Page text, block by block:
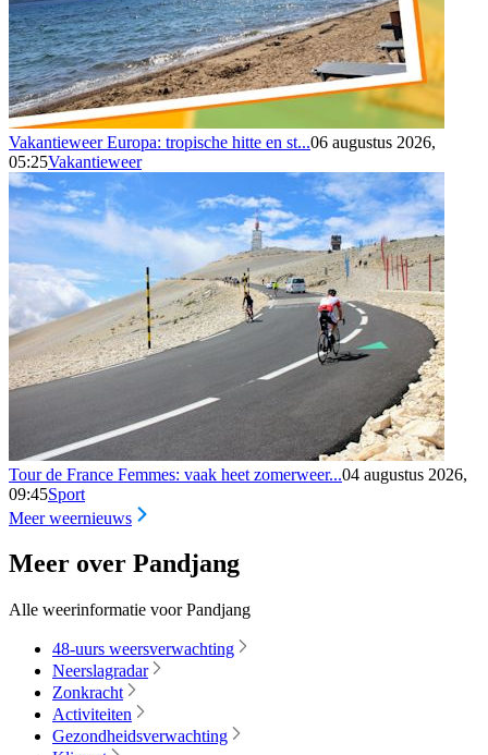
Vakantieweer Europa: tropische hitte en st...06 augustus 2026,
05:25Vakantieweer
Tour de France Femmes: vaak heet zomerweer...04 augustus 2026,
09:45Sport
Meer weernieuws
Meer over Pandjang
Alle weerinformatie voor Pandjang
48-uurs weersverwachting
Neerslagradar
Zonkracht
Activiteiten
Gezondheidsverwachting